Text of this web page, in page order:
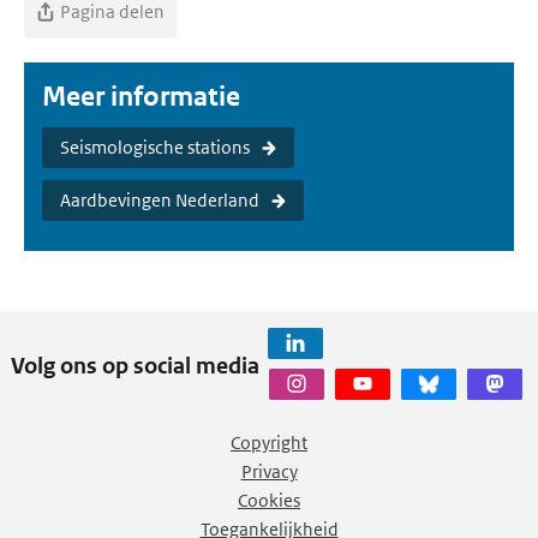
Pagina delen
Meer informatie
Seismologische stations
Aardbevingen Nederland
Volg ons op social media
Copyright
Privacy
Cookies
Toegankelijkheid